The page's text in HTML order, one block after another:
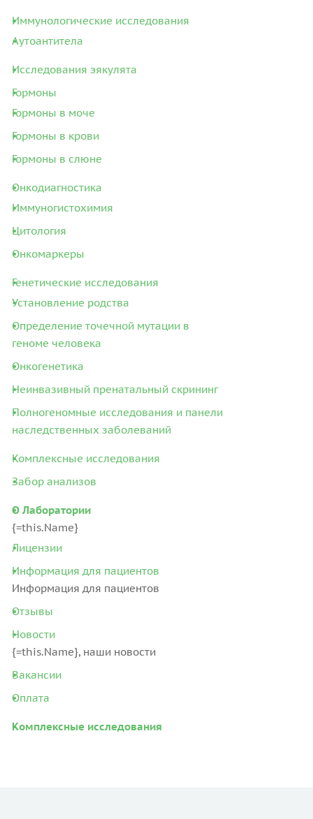
Иммунологические исследования
Аутоантитела
Исследования эякулята
Гормоны
Гормоны в моче
Гормоны в крови
Гормоны в слюне
Онкодиагностика
Иммуногистохимия
Цитология
Онкомаркеры
Генетические исследования
Установление родства
Определение точечной мутации в
геноме человека
Онкогенетика
Неинвазивный пренатальный скрининг
Полногеномные исследования и панели
наследственных заболеваний
Комплексные исследования
Забор анализов
О Лаборатории
{=this.Name}
Лицензии
Информация для пациентов
Информация для пациентов
Отзывы
Новости
{=this.Name}, наши новости
Вакансии
Оплата
Комплексные исследования